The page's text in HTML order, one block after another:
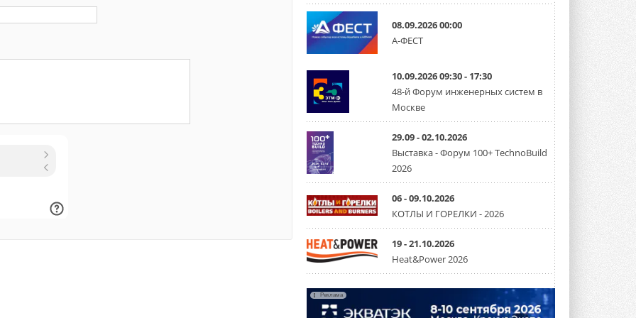
28 июля 2026 года Федеральная
свой специальный перечень Covered ...
31 ИЮЛЯ 2026
можно будет устанавливать
солнечные панели в МКД
С 1 сентября снимается запрет на
микрогенерацию в многоквартирных ...
30 ИЮЛЯ 2026
Канальные вентиляторы с ЕС-
двигателями Sysimple TRS EC
Poti
Новинка от Системэйр —
прямоугольный канальный ...
30 ИЮЛЯ 2026
Краска для окон: как выбрать
состав, который не
растрескается после первой
зимы
Частые вопросы о краске для окон ...
30 ИЮЛЯ 2026
08.09.2026 00:00
А-ФЕСТ
10.09.2026 09:30 - 17:30
48-й Форум инженерных систем в
Москве
29.09 - 02.10.2026
Выставка - Форум 100+ TechnoBuild
2026
06 - 09.10.2026
КОТЛЫ И ГОРЕЛКИ - 2026
19 - 21.10.2026
Heat&Power 2026
Реклама